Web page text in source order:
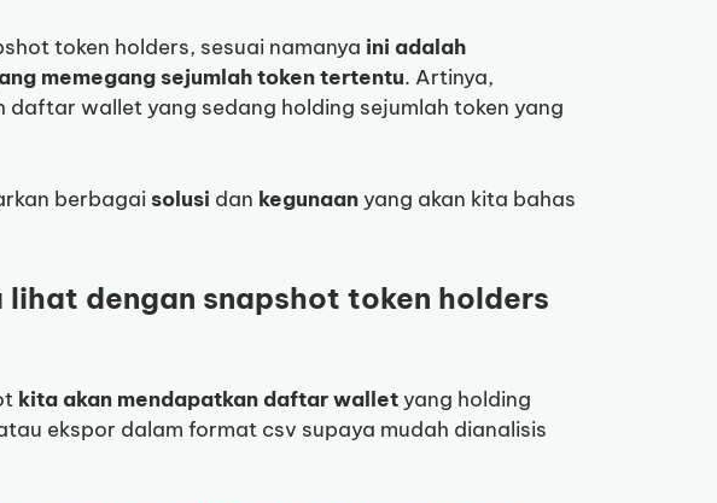
token holders, sesuai namanya ini adalah
memegang sejumlah token tertentu. Artinya,
wallet yang sedang holding sejumlah token yang
berbagai solusi dan kegunaan yang akan kita bahas
dengan snapshot token holders
kita akan mendapatkan daftar wallet yang holding
ekspor dalam format csv supaya mudah dianalisis